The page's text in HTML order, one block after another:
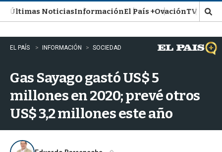
n
uÚltimas NoticiasInformaciónEl País +OvaciónTV Show
M
o
s
t
r
EL PAÍS INFORMACIÓN SOCIEDAD
Gas Sayago gastó US$ 5
millones en 2020; prevé otros
US$ 3,2 millones este año